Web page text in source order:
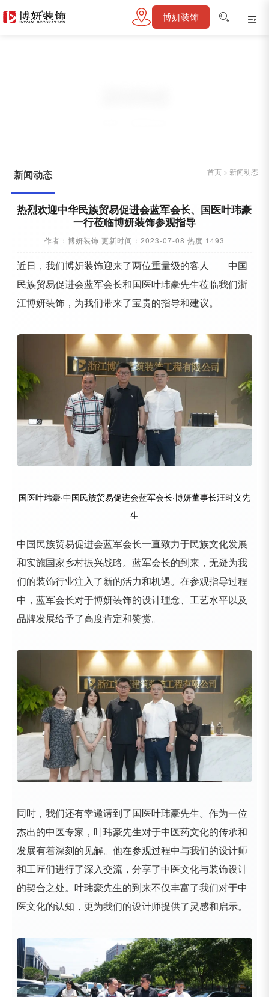
博妍装饰
新闻动态 首页 > 新闻动态
热烈欢迎中华民族贸易促进会蓝军会长、国医叶玮豪
一行莅临博妍装饰参观指导
作者：博妍装饰 更新时间：2023-07-08 热度 1493
近日，我们博妍装饰迎来了两位重量级的客人——中国
民族贸易促进会蓝军会长和国医叶玮豪先生莅临我们浙
江博妍装饰，为我们带来了宝贵的指导和建议。
国医叶玮豪·中国民族贸易促进会蓝军会长·博妍董事长汪时义先
生
中国民族贸易促进会蓝军会长一直致力于民族文化发展
和实施国家乡村振兴战略。蓝军会长的到来，无疑为我
们的装饰行业注入了新的活力和机遇。在参观指导过程
中，蓝军会长对于博妍装饰的设计理念、工艺水平以及
品牌发展给予了高度肯定和赞赏。
同时，我们还有幸邀请到了国医叶玮豪先生。作为一位
杰出的中医专家，叶玮豪先生对于中医药文化的传承和
发展有着深刻的见解。他在参观过程中与我们的设计师
和工匠们进行了深入交流，分享了中医文化与装饰设计
的契合之处。叶玮豪先生的到来不仅丰富了我们对于中
医文化的认知，更为我们的设计师提供了灵感和启示。